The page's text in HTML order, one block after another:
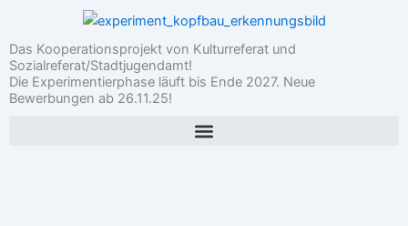
springen
Das Kooperationsprojekt von Kulturreferat und
Sozialreferat/Stadtjugendamt!
Die Experimentierphase läuft bis Ende 2027. Neue
Bewerbungen ab 26.11.25!